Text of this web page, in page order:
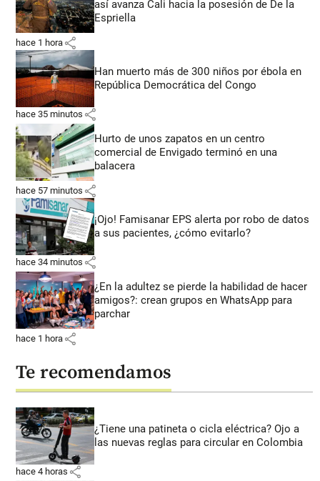
así avanza Cali hacia la posesión de De la
Espriella
hace 1 hora share
Han muerto más de 300 niños por ébola en
República Democrática del Congo
hace 35 minutos share
Hurto de unos zapatos en un centro
comercial de Envigado terminó en una
balacera
hace 57 minutos share
¡Ojo! Famisanar EPS alerta por robo de datos
a sus pacientes, ¿cómo evitarlo?
hace 34 minutos share
¿En la adultez se pierde la habilidad de hacer
amigos?: crean grupos en WhatsApp para
parchar
hace 1 hora share
Te recomendamos
¿Tiene una patineta o cicla eléctrica? Ojo a
las nuevas reglas para circular en Colombia
hace 4 horas share